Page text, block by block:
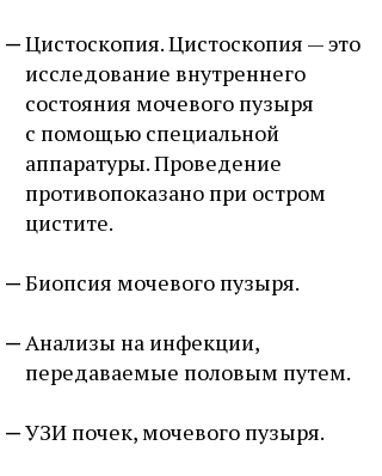
Цистоскопия. Цистоскопия — это
исследование внутреннего
состояния мочевого пузыря
с помощью специальной
аппаратуры. Проведение
противопоказано при остром
цистите.
Биопсия мочевого пузыря.
Анализы на инфекции,
передаваемые половым путем.
УЗИ почек, мочевого пузыря.